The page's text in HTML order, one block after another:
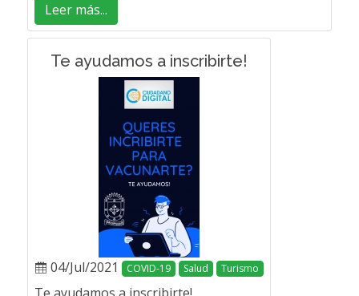
Leer más...
Te ayudamos a inscribirte!
04/Jul/2021 COVID-19 Salud Turismo